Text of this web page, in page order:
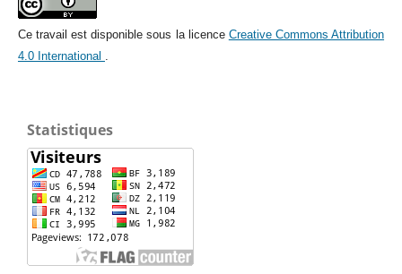
Ce travail est disponible sous la licence Creative Commons Attribution
4.0 International
Statistiques